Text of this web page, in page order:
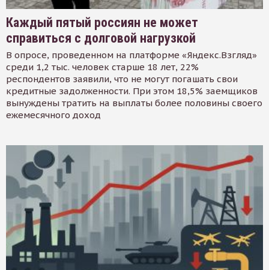
Каждый пятый россиян не может
справиться с долговой нагрузкой
В опросе, проведенном на платформе «Яндекс.Взгляд»
среди 1,2 тыс. человек старше 18 лет, 22%
респондентов заявили, что не могут погашать свои
кредитные задолженности. При этом 18,5% заемщиков
вынуждены тратить на выплаты более половины своего
ежемесячного доход